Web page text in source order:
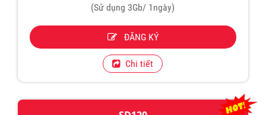
(Sử dụng 3Gb/ 1ngày)
ĐĂNG KÝ
Chi tiết